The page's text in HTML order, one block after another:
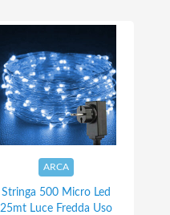
ARCA
Stringa 500 Micro Led
25mt Luce Fredda Uso